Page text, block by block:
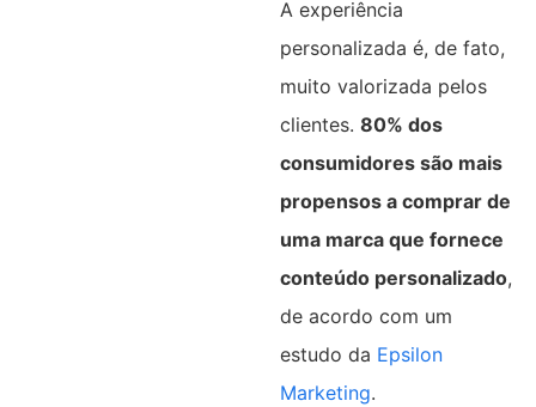
A experiência
personalizada é, de fato,
muito valorizada pelos
clientes. 80% dos
consumidores são mais
propensos a comprar de
uma marca que fornece
conteúdo personalizado,
de acordo com um
estudo da Epsilon
Marketing.